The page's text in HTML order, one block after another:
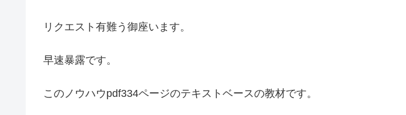
リクエスト有難う御座います。
早速暴露です。
このノウハウpdf334ページのテキストベースの教材です。